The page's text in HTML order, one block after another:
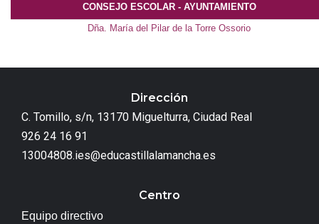
CONSEJO ESCOLAR - AYUNTAMIENTO
Dña. María del Pilar de la Torre Ossorio
Dirección
C. Tomillo, s/n, 13170 Miguelturra, Ciudad Real
926 24 16 91
13004808.ies@educastillalamancha.es
Centro
Equipo directivo